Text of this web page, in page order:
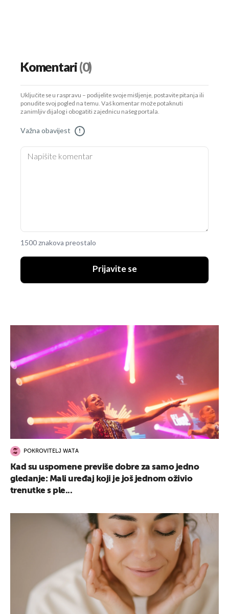
Komentari(0)
Uključite se u raspravu – podijelite svoje mišljenje, postavite pitanja ili
ponudite svoj pogled na temu. Vaš komentar može potaknuti
zanimljiv dijalog i obogatiti zajednicu našeg portala.
Važna obavijest !
1500 znakova preostalo
Prijavite se
POKROVITELJ WATA
Kad su uspomene previše dobre za samo jedno
gledanje: Mali uređaj koji je još jednom oživio
trenutke s ple...